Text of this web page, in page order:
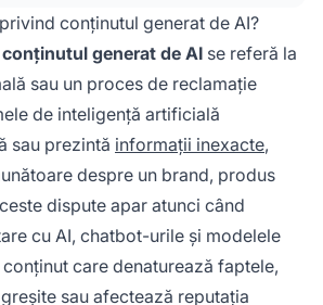
citărilor incorecte și
afectează reputația
precum ChatGPT,
AI Overviews. O rezolvare
implică monitorizare,
contact direct cu companiile de
de conținut pentru
conținutul generat de AI?
generat de AI se referă la
sau un proces de reclamație
de inteligență artificială
sau prezintă informații inexacte,
despre un brand, produs
dispute apar atunci când
cu AI, chatbot-urile și modelele
care denaturează faptele,
sau afectează reputația